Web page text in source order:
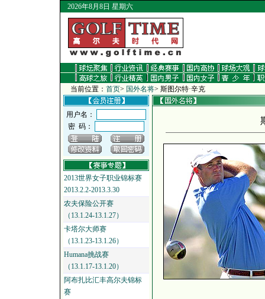
2026年8月8日 星期六
当前位置： 首页> 国外名将> 斯图尔特·辛克
用户名：
密 码：
2013世界女子职业锦标赛
2013.2.2-2013.3.30
农夫保险公开赛
（13.1.24-13.1.27）
卡塔尔大师赛
（13.1.23-13.1.26）
Humana挑战赛
（13.1.17-13.1.20）
阿布扎比汇丰高尔夫锦标
赛